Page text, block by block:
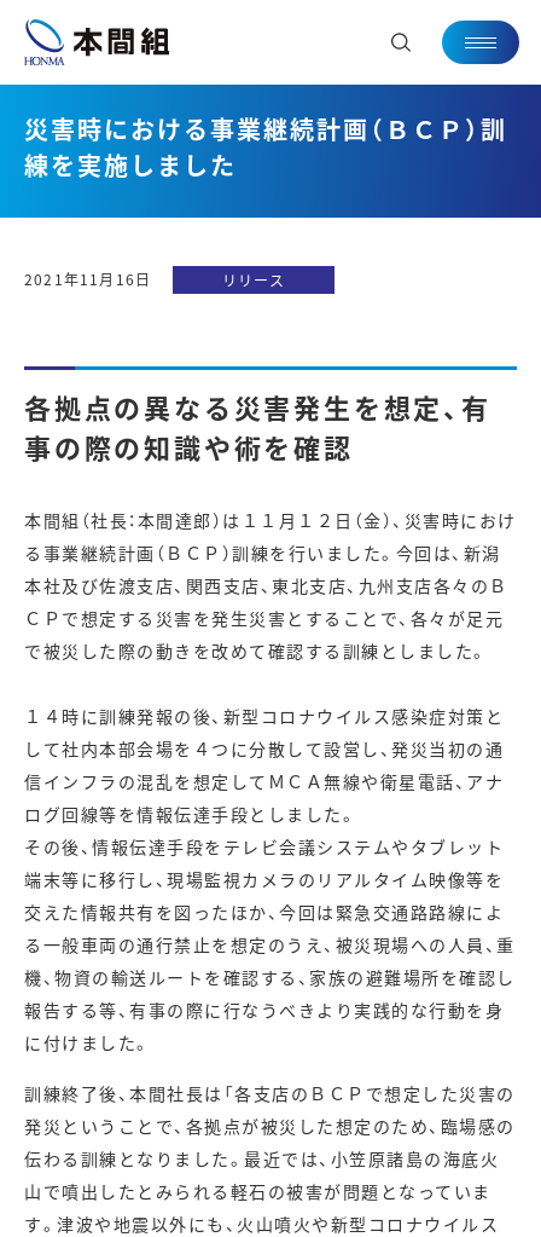
災害時における事業継続計画（ＢＣＰ）訓
練を実施しました
2021年11月16日 リリース
各拠点の異なる災害発生を想定、有
事の際の知識や術を確認
本間組（社長：本間達郎）は１１月１２日（金）、災害時におけ
る事業継続計画（ＢＣＰ）訓練を行いました。今回は、新潟
本社及び佐渡支店、関西支店、東北支店、九州支店各々のＢ
ＣＰで想定する災害を発生災害とすることで、各々が足元
で被災した際の動きを改めて確認する訓練としました。
１４時に訓練発報の後、新型コロナウイルス感染症対策と
して社内本部会場を４つに分散して設営し、発災当初の通
信インフラの混乱を想定してＭＣＡ無線や衛星電話、アナ
ログ回線等を情報伝達手段としました。
その後、情報伝達手段をテレビ会議システムやタブレット
端末等に移行し、現場監視カメラのリアルタイム映像等を
交えた情報共有を図ったほか、今回は緊急交通路路線によ
る一般車両の通行禁止を想定のうえ、被災現場への人員、重
機、物資の輸送ルートを確認する、家族の避難場所を確認し
報告する等、有事の際に行なうべきより実践的な行動を身
に付けました。
訓練終了後、本間社長は「各支店のＢＣＰで想定した災害の
発災ということで、各拠点が被災した想定のため、臨場感の
伝わる訓練となりました。最近では、小笠原諸島の海底火
山で噴出したとみられる軽石の被害が問題となっていま
す。津波や地震以外にも、火山噴火や新型コロナウイルス